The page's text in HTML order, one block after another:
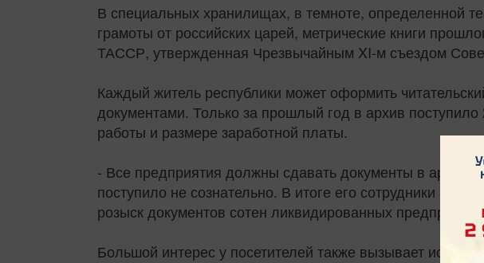
В специальных хранилищах, в темноте, определенной
грамоты от российских царей, метрические книги
ТАССР, утвержденная Чрезвычайным XI-м съездом
Каждый житель республики может оформить
документами. Только за прошлый год в архив
работы и размере заработной платы.
- Все предприятия должны сдавать документы в архив.
поступило не сознательно. В итоге его сотрудники
розыск документов сотен ликвидированных
Большой интерес у посетителей также вызывает